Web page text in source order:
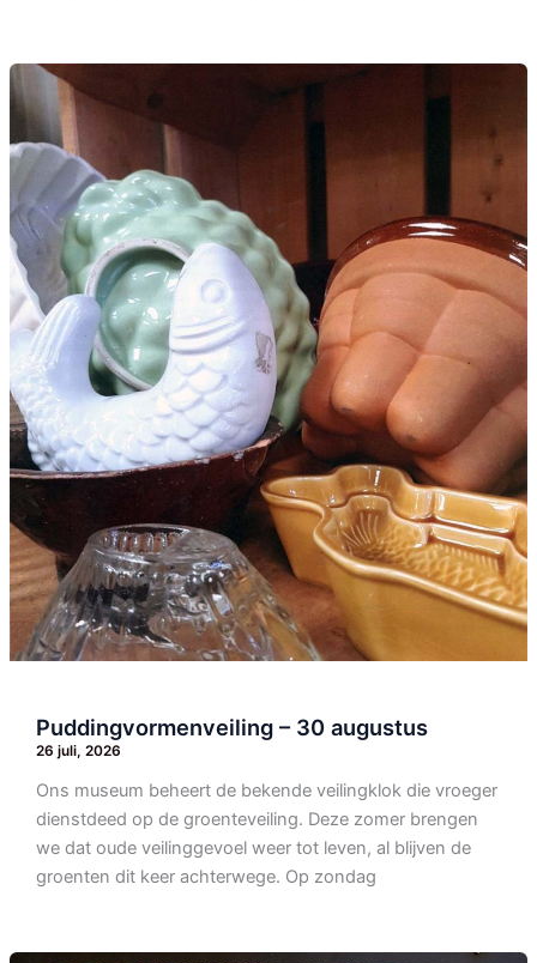
Puddingvormenveiling – 30 augustus
26 juli, 2026
Ons museum beheert de bekende veilingklok die vroeger
dienstdeed op de groenteveiling. Deze zomer brengen
we dat oude veilinggevoel weer tot leven, al blijven de
groenten dit keer achterwege. Op zondag